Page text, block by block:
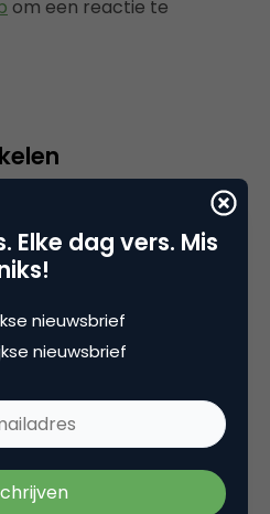
om een reactie te
Zomercheck –
dag vers. Mis
nieuwsbrief
nieuwsbrief